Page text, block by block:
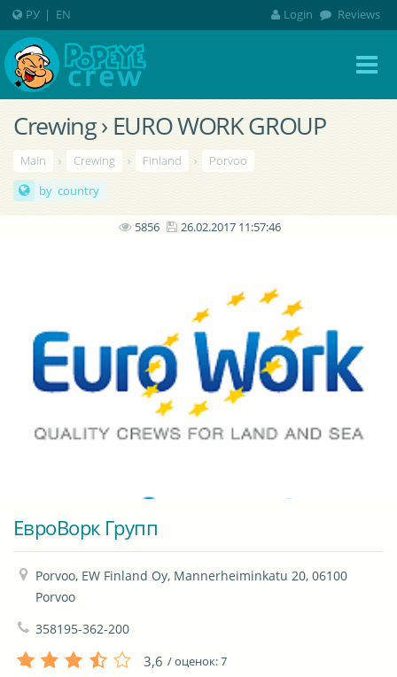
Crewing › EURO WORK GROUP
Main › Crewing › Finland ›
Porvoo
by country
5856 26.02.2017 11:57:46
ЕвроВорк Групп
Porvoo, EW Finland Oy, Mannerheiminkatu 20, 06100
Porvoo
358195-362-200
3,6 / оценок:7
РУ | EN Login Reviews